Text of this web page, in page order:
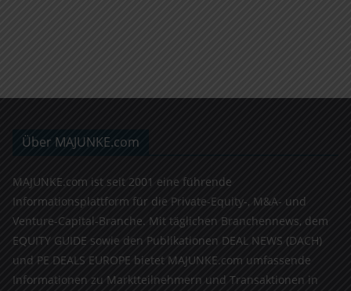
Über MAJUNKE.com
MAJUNKE.com ist seit 2001 eine führende
Informationsplattform für die Private-Equity-, M&A- und
Venture-Capital-Branche. Mit täglichen Branchennews, dem
EQUITY GUIDE sowie den Publikationen DEAL NEWS (DACH)
und PE DEALS EUROPE bietet MAJUNKE.com umfassende
Informationen zu Marktteilnehmern und Transaktionen in